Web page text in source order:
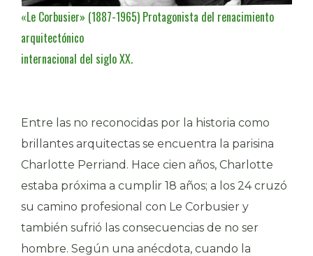
«Le Corbusier» (1887-1965) Protagonista del renacimiento
arquitectónico
internacional del siglo XX.
Entre las no reconocidas por la historia como
brillantes arquitectas se encuentra la parisina
Charlotte Perriand. Hace cien años, Charlotte
estaba próxima a cumplir 18 años; a los 24 cruzó
su camino profesional con Le Corbusier y
también sufrió las consecuencias de no ser
hombre. Según una anécdota, cuando la